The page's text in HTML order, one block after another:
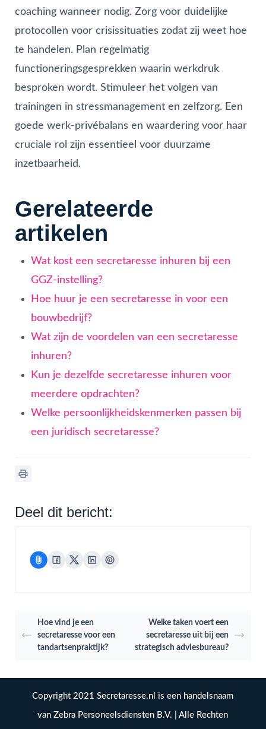
coaching wanneer nodig. Zorg voor duidelijke
protocollen voor crisissituaties zodat zij weet hoe
te handelen. Plan regelmatig
functioneringsgesprekken waarin werkdruk
besproken wordt. Stimuleer het volgen van
trainingen in stressmanagement en zelfzorg. Een
goede werk-privébalans en waardering voor haar
cruciale rol zijn essentieel voor duurzame
inzetbaarheid.
Gerelateerde
artikelen
Wat kost een secretaresse inhuren bij een
GGZ-instelling?
Hoe huur je een secretaresse in voor een
bouwbedrijf?
Wat zijn de voordelen van een secretaresse
inhuren?
Kun je dezelfde secretaresse inhuren voor
meerdere opdrachten?
Welke persoonlijkheidskenmerken passen bij
een juridisch secretaresse?
Deel dit bericht:
Hoe vind je een
secretaresse voor een
tandartsenpraktijk?
Welke taken voert een
secretaresse uit bij een
strategisch adviesbureau?
Copyright 2021 Secretaresse.nl is een handelsnaam
van Zebra Personeelsdiensten B.V. | Alle Rechten